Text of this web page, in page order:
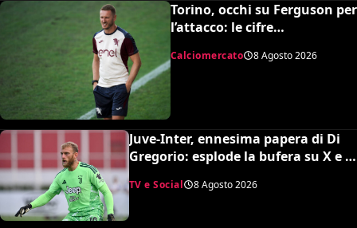
Torino, occhi su Ferguson per
l’attacco: le cifre
Calciomercato 8 Agosto 2026
Juve-Inter, ennesima papera di Di
Gregorio: esplode la bufera su X e il
web chiede un nuovo portiere
TV e Social 8 Agosto 2026